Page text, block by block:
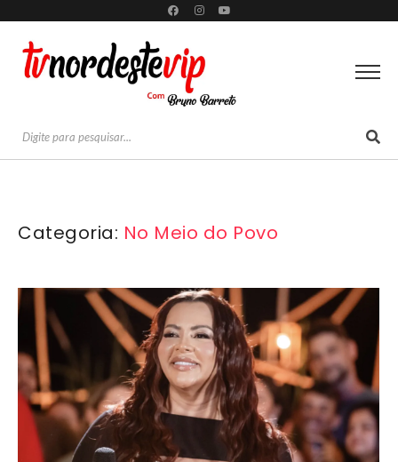
Categoria: No Meio do Povo